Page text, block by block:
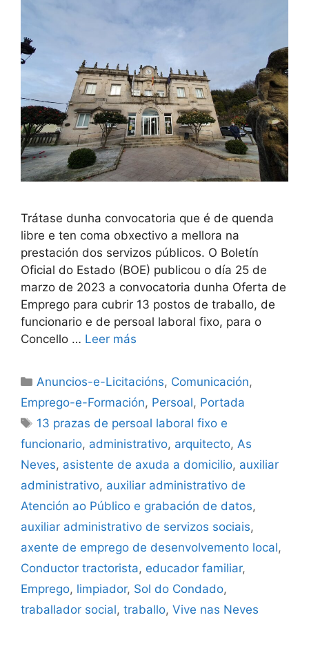
Trátase dunha convocatoria que é de quenda
libre e ten coma obxectivo a mellora na
prestación dos servizos públicos. O Boletín
Oficial do Estado (BOE) publicou o día 25 de
marzo de 2023 a convocatoria dunha Oferta de
Emprego para cubrir 13 postos de traballo, de
funcionario e de persoal laboral fixo, para o
Concello … Leer más
Anuncios-e-Licitacións, Comunicación,
Emprego-e-Formación, Persoal, Portada
13 prazas de persoal laboral fixo e
funcionario, administrativo, arquitecto, As
Neves, asistente de axuda a domicilio, auxiliar
administrativo, auxiliar administrativo de
Atención ao Público e grabación de datos,
auxiliar administrativo de servizos sociais,
axente de emprego de desenvolvemento local,
Conductor tractorista, educador familiar,
Emprego, limpiador, Sol do Condado,
traballador social, traballo, Vive nas Neves